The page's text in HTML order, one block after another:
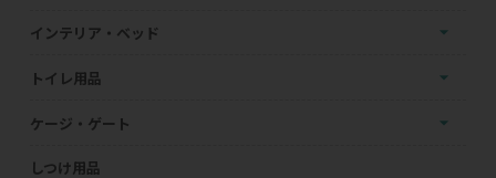
インテリア・ベッド
トイレ用品
ケージ・ゲート
しつけ用品